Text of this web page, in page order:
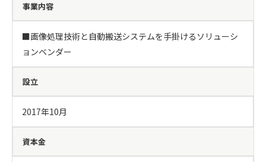
事業内容
■画像処理技術と自動搬送システムを手掛けるソリューシ
ョンベンダー
設立
2017年10月
資本金